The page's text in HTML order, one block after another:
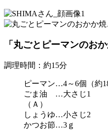
「丸ごとピーマンのお
調理時間：約15分
ピーマン…4～6個（約
ごま油 …大さじ1
（Ａ）
しょうゆ…小さじ2
かつお節…3ｇ